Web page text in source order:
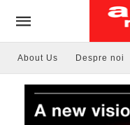
About Us Despre noi